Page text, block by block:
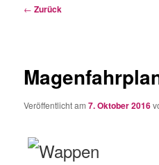
Beitragsnavigation
← Zurück
Veröffentlicht am7. Oktober 2016